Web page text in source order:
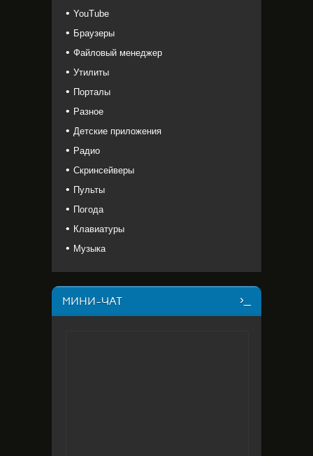
YouTube
Браузеры
Файловый менеджер
Утилиты
Порталы
Разное
Детские приложения
Радио
Скринсейверы
Пульты
Погода
Клавиатуры
Музыка
МИНИ-ЧАТ